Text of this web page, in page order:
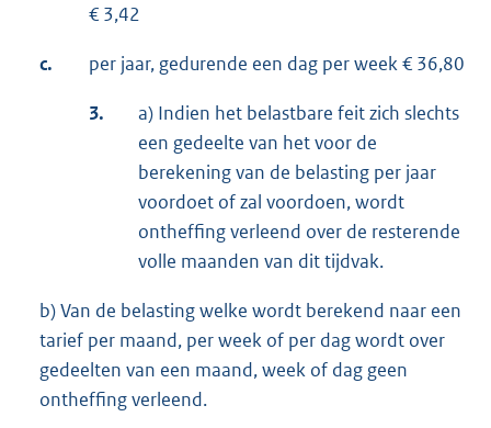
€ 3,42
c. per jaar, gedurende een dag per week € 36,80
3.
a) Indien het belastbare feit zich slechts
een gedeelte van het voor de
berekening van de belasting per jaar
voordoet of zal voordoen, wordt
ontheffing verleend over de resterende
volle maanden van dit tijdvak.
b) Van de belasting welke wordt berekend naar een
tarief per maand, per week of per dag wordt over
gedeelten van een maand, week of dag geen
ontheffing verleend.